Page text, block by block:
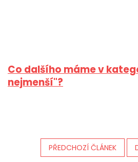
Co dalšího máme v
nejmenší"?
PŘEDCHOZÍ ČLÁNEK